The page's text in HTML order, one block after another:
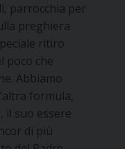
parrocchia per
preghiera
ritiro
poco che
Abbiamo
formula,
il suo essere
di più